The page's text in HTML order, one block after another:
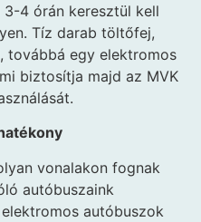
4 órán keresztül kell
Tíz darab töltőfej,
továbbá egy elektromos
biztosítja majd az MVK
vonalakon fognak
autóbuszaink
autóbuszok